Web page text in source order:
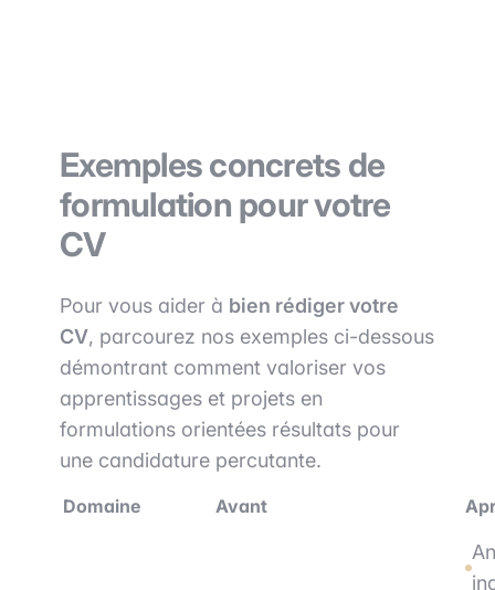
Exemples concrets de
formulation pour votre
CV
Pour vous aider à bien rédiger votre
CV, parcourez nos exemples ci-dessous
démontrant comment valoriser vos
apprentissages et projets en
formulations orientées résultats pour
une candidature percutante.
Domaine Avant